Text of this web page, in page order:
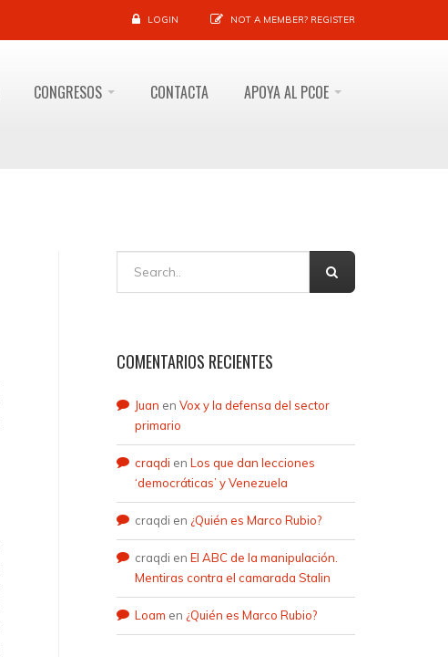
LOGIN NOT A MEMBER? REGISTER
CONGRESOS CONTACTA APOYA AL PCOE
COMENTARIOS RECIENTES
Juan en Vox y la defensa del sector
primario
craqdi en Los que dan lecciones
‘democráticas’ y Venezuela
craqdi en ¿Quién es Marco Rubio?
craqdi en El ABC de la manipulación.
Mentiras contra el camarada Stalin
Loam en ¿Quién es Marco Rubio?